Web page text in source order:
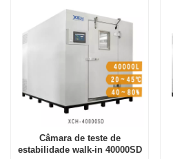
Câmara de teste de
estabilidade walk-in 40000SD